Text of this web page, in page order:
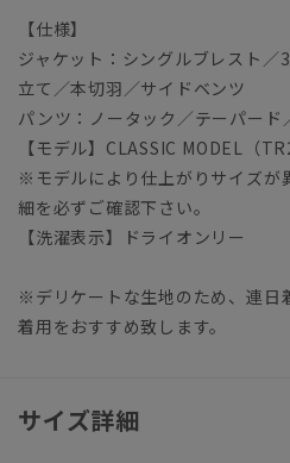
【仕様】
ジャケット：シングルブレスト
立て／本切羽／サイドベンツ
パンツ：ノータック／テーパード
【モデル】CLASSIC MODEL（
※モデルにより仕上がりサイズが
細を必ずご確認下さい。
【洗濯表示】ドライオンリー
※デリケートな生地のため、連日
着用をおすすめ致します。
サイズ詳細